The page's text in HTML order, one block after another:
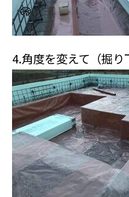
4.角度を変えて（掘り